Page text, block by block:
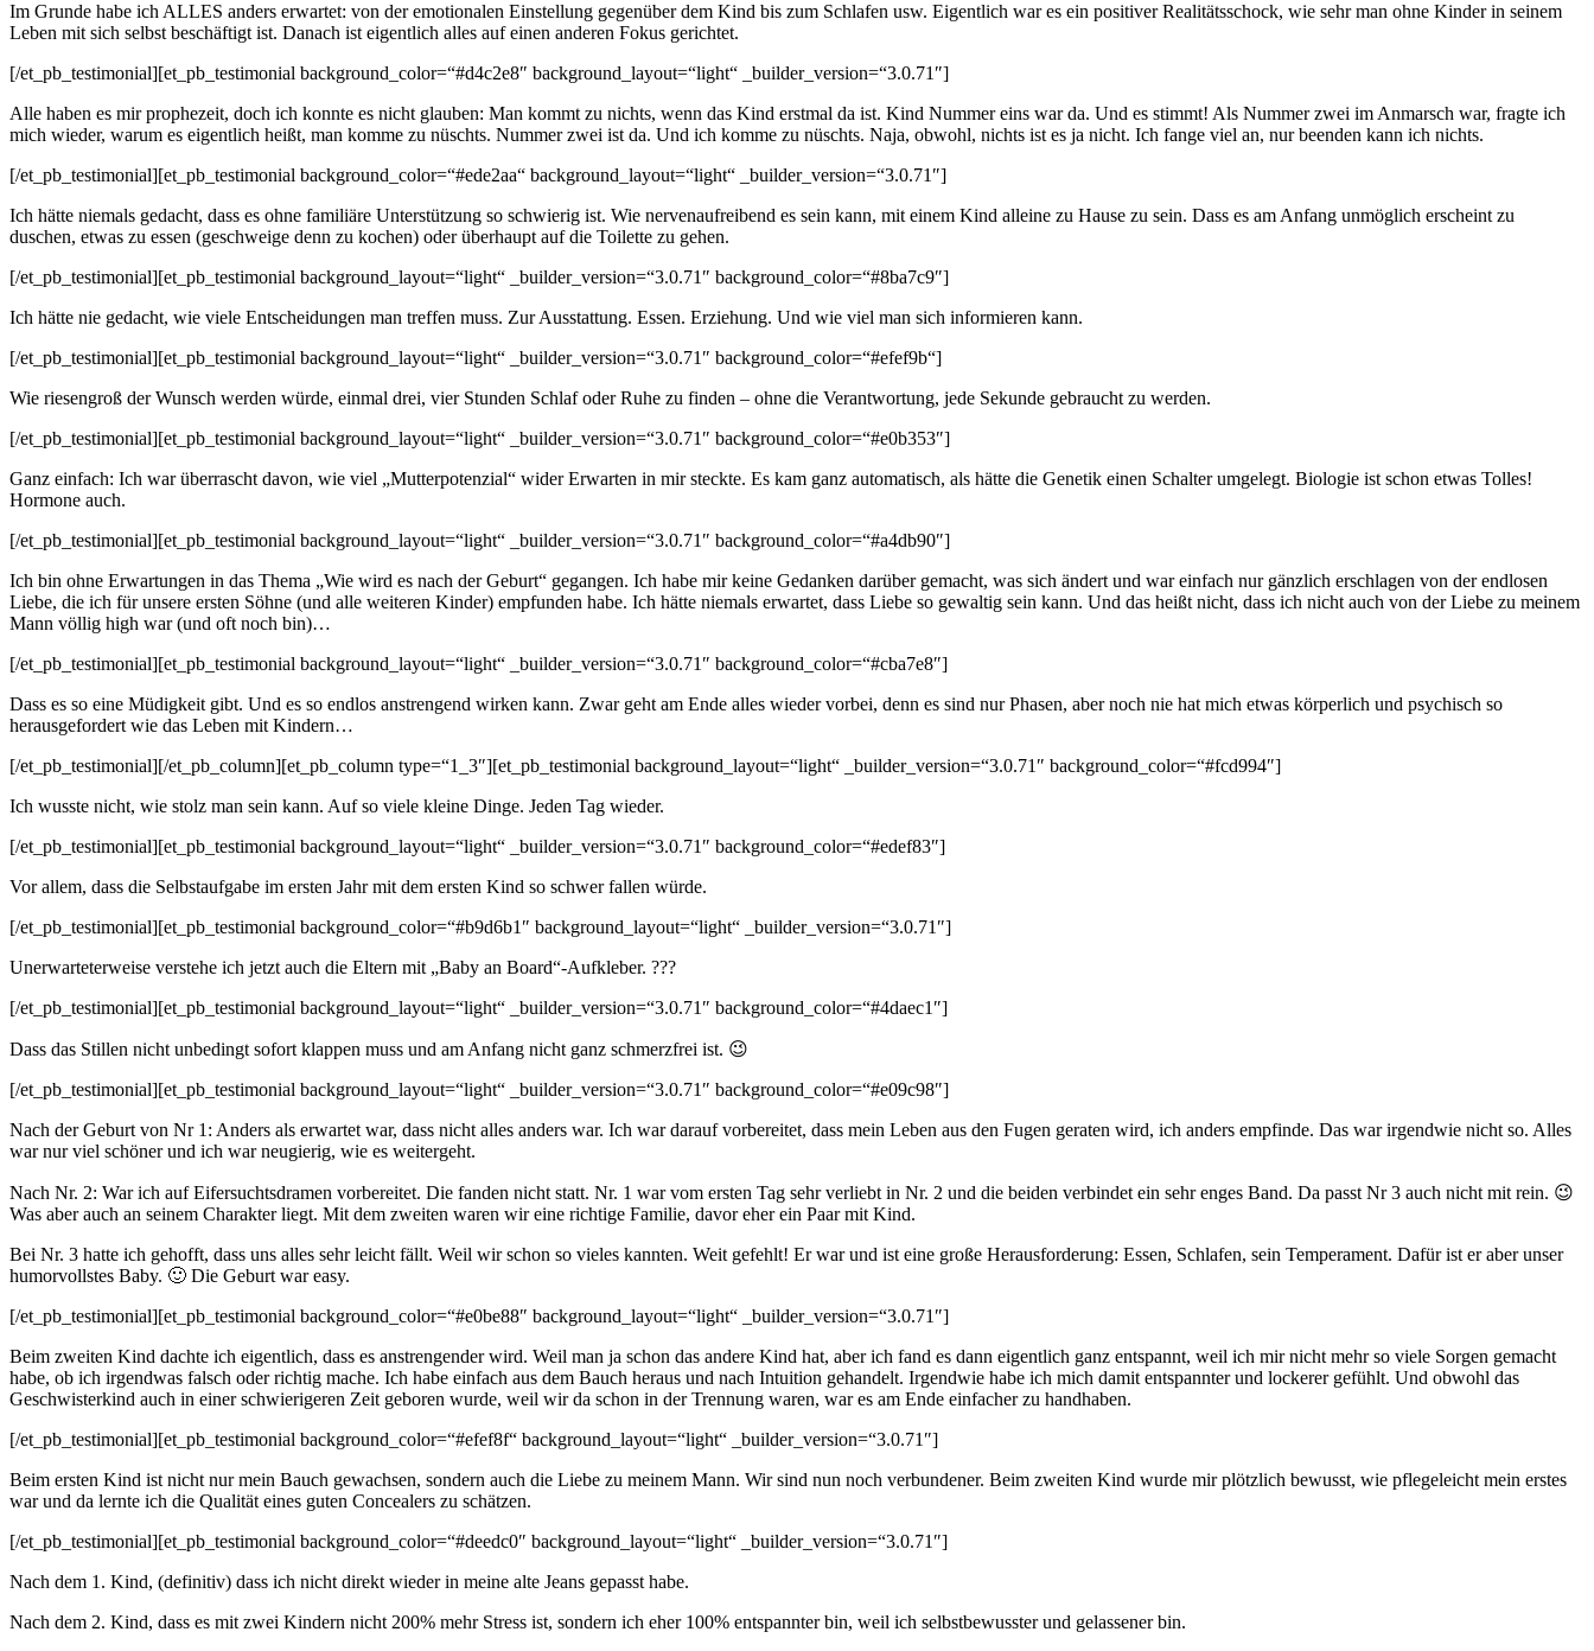
Im Grunde habe ich ALLES anders erwartet: von der emotionalen Einstellung gegenüber dem Kind bis zum Schlafen usw. Eigentlich war es ein positiver Realitätsschock, wie sehr man ohne Kinder in seinem
Leben mit sich selbst beschäftigt ist. Danach ist eigentlich alles auf einen anderen Fokus gerichtet.
[/et_pb_testimonial][et_pb_testimonial background_color=“#d4c2e8″ background_layout=“light“ _builder_version=“3.0.71″]
Alle haben es mir prophezeit, doch ich konnte es nicht glauben: Man kommt zu nichts, wenn das Kind erstmal da ist. Kind Nummer eins war da. Und es stimmt! Als Nummer zwei im Anmarsch war, fragte ich
mich wieder, warum es eigentlich heißt, man komme zu nüschts. Nummer zwei ist da. Und ich komme zu nüschts. Naja, obwohl, nichts ist es ja nicht. Ich fange viel an, nur beenden kann ich nichts.
[/et_pb_testimonial][et_pb_testimonial background_color=“#ede2aa“ background_layout=“light“ _builder_version=“3.0.71″]
Ich hätte niemals gedacht, dass es ohne familiäre Unterstützung so schwierig ist. Wie nervenaufreibend es sein kann, mit einem Kind alleine zu Hause zu sein. Dass es am Anfang unmöglich erscheint zu
duschen, etwas zu essen (geschweige denn zu kochen) oder überhaupt auf die Toilette zu gehen.
[/et_pb_testimonial][et_pb_testimonial background_layout=“light“ _builder_version=“3.0.71″ background_color=“#8ba7c9″]
Ich hätte nie gedacht, wie viele Entscheidungen man treffen muss. Zur Ausstattung. Essen. Erziehung. Und wie viel man sich informieren kann.
[/et_pb_testimonial][et_pb_testimonial background_layout=“light“ _builder_version=“3.0.71″ background_color=“#efef9b“]
Wie riesengroß der Wunsch werden würde, einmal drei, vier Stunden Schlaf oder Ruhe zu finden – ohne die Verantwortung, jede Sekunde gebraucht zu werden.
[/et_pb_testimonial][et_pb_testimonial background_layout=“light“ _builder_version=“3.0.71″ background_color=“#e0b353″]
Ganz einfach: Ich war überrascht davon, wie viel „Mutterpotenzial“ wider Erwarten in mir steckte. Es kam ganz automatisch, als hätte die Genetik einen Schalter umgelegt. Biologie ist schon etwas Tolles!
Hormone auch.
[/et_pb_testimonial][et_pb_testimonial background_layout=“light“ _builder_version=“3.0.71″ background_color=“#a4db90″]
Ich bin ohne Erwartungen in das Thema „Wie wird es nach der Geburt“ gegangen. Ich habe mir keine Gedanken darüber gemacht, was sich ändert und war einfach nur gänzlich erschlagen von der endlosen
Liebe, die ich für unsere ersten Söhne (und alle weiteren Kinder) empfunden habe. Ich hätte niemals erwartet, dass Liebe so gewaltig sein kann. Und das heißt nicht, dass ich nicht auch von der Liebe zu meinem
Mann völlig high war (und oft noch bin)…
[/et_pb_testimonial][et_pb_testimonial background_layout=“light“ _builder_version=“3.0.71″ background_color=“#cba7e8″]
Dass es so eine Müdigkeit gibt. Und es so endlos anstrengend wirken kann. Zwar geht am Ende alles wieder vorbei, denn es sind nur Phasen, aber noch nie hat mich etwas körperlich und psychisch so
herausgefordert wie das Leben mit Kindern…
[/et_pb_testimonial][/et_pb_column][et_pb_column type=“1_3″][et_pb_testimonial background_layout=“light“ _builder_version=“3.0.71″ background_color=“#fcd994″]
Ich wusste nicht, wie stolz man sein kann. Auf so viele kleine Dinge. Jeden Tag wieder.
[/et_pb_testimonial][et_pb_testimonial background_layout=“light“ _builder_version=“3.0.71″ background_color=“#edef83″]
Vor allem, dass die Selbstaufgabe im ersten Jahr mit dem ersten Kind so schwer fallen würde.
[/et_pb_testimonial][et_pb_testimonial background_color=“#b9d6b1″ background_layout=“light“ _builder_version=“3.0.71″]
Unerwarteterweise verstehe ich jetzt auch die Eltern mit „Baby an Board“-Aufkleber. ???
[/et_pb_testimonial][et_pb_testimonial background_layout=“light“ _builder_version=“3.0.71″ background_color=“#4daec1″]
Dass das Stillen nicht unbedingt sofort klappen muss und am Anfang nicht ganz schmerzfrei ist. 😉
[/et_pb_testimonial][et_pb_testimonial background_layout=“light“ _builder_version=“3.0.71″ background_color=“#e09c98″]
Nach der Geburt von Nr 1: Anders als erwartet war, dass nicht alles anders war. Ich war darauf vorbereitet, dass mein Leben aus den Fugen geraten wird, ich anders empfinde. Das war irgendwie nicht so. Alles
war nur viel schöner und ich war neugierig, wie es weitergeht.
Nach Nr. 2: War ich auf Eifersuchtsdramen vorbereitet. Die fanden nicht statt. Nr. 1 war vom ersten Tag sehr verliebt in Nr. 2 und die beiden verbindet ein sehr enges Band. Da passt Nr 3 auch nicht mit rein. 😉
Was aber auch an seinem Charakter liegt. Mit dem zweiten waren wir eine richtige Familie, davor eher ein Paar mit Kind.
Bei Nr. 3 hatte ich gehofft, dass uns alles sehr leicht fällt. Weil wir schon so vieles kannten. Weit gefehlt! Er war und ist eine große Herausforderung: Essen, Schlafen, sein Temperament. Dafür ist er aber unser
humorvollstes Baby. 🙂 Die Geburt war easy.
[/et_pb_testimonial][et_pb_testimonial background_color=“#e0be88″ background_layout=“light“ _builder_version=“3.0.71″]
Beim zweiten Kind dachte ich eigentlich, dass es anstrengender wird. Weil man ja schon das andere Kind hat, aber ich fand es dann eigentlich ganz entspannt, weil ich mir nicht mehr so viele Sorgen gemacht
habe, ob ich irgendwas falsch oder richtig mache. Ich habe einfach aus dem Bauch heraus und nach Intuition gehandelt. Irgendwie habe ich mich damit entspannter und lockerer gefühlt. Und obwohl das
Geschwisterkind auch in einer schwierigeren Zeit geboren wurde, weil wir da schon in der Trennung waren, war es am Ende einfacher zu handhaben.
[/et_pb_testimonial][et_pb_testimonial background_color=“#efef8f“ background_layout=“light“ _builder_version=“3.0.71″]
Beim ersten Kind ist nicht nur mein Bauch gewachsen, sondern auch die Liebe zu meinem Mann. Wir sind nun noch verbundener. Beim zweiten Kind wurde mir plötzlich bewusst, wie pflegeleicht mein erstes
war und da lernte ich die Qualität eines guten Concealers zu schätzen.
[/et_pb_testimonial][et_pb_testimonial background_color=“#deedc0″ background_layout=“light“ _builder_version=“3.0.71″]
Nach dem 1. Kind, (definitiv) dass ich nicht direkt wieder in meine alte Jeans gepasst habe.
Nach dem 2. Kind, dass es mit zwei Kindern nicht 200% mehr Stress ist, sondern ich eher 100% entspannter bin, weil ich selbstbewusster und gelassener bin.